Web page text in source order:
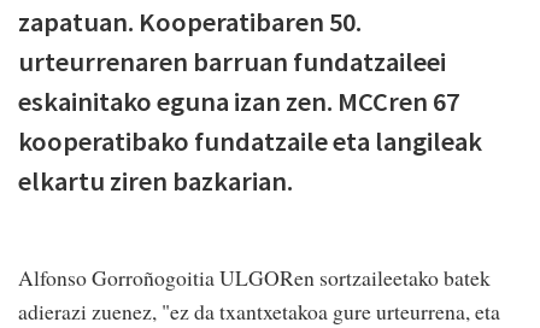
zapatuan. Kooperatibaren 50.
urteurrenaren barruan fundatzaileei
eskainitako eguna izan zen. MCCren 67
kooperatibako fundatzaile eta langileak
elkartu ziren bazkarian.
Alfonso Gorroñogoitia ULGORen sortzaileetako batek
adierazi zuenez, "ez da txantxetakoa gure urteurrena, eta